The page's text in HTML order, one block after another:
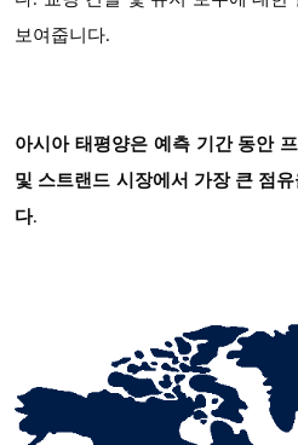
보여줍니다.
아시아 태평양은 예측 기간 동안
및 스트랜드 시장에서 가장 큰 점
다.